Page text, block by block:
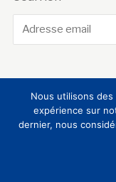
Nous utilisons
expérience sur
dernier, nous